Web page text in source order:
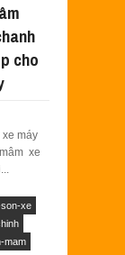
cho
máy
xe
xe
mam